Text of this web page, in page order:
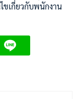
ขเกี่ยวกับพนักงาน